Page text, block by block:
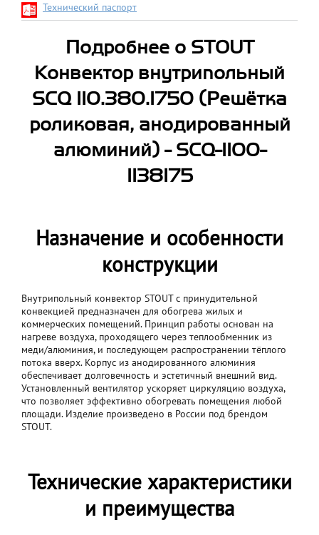
Технический паспорт
Подробнее о STOUT
Конвектор внутрипольный
SCQ 110.380.1750 (Решётка
роликовая, анодированный
алюминий) - SCQ-1100-
1138175
Назначение и особенности
конструкции
Внутрипольный конвектор STOUT с принудительной
конвекцией предназначен для обогрева жилых и
коммерческих помещений. Принцип работы основан на
нагреве воздуха, проходящего через теплообменник из
меди/алюминия, и последующем распространении тёплого
потока вверх. Корпус из анодированного алюминия
обеспечивает долговечность и эстетичный внешний вид.
Установленный вентилятор ускоряет циркуляцию воздуха,
что позволяет эффективно обогревать помещения любой
площади. Изделие произведено в России под брендом
STOUT.
Технические характеристики
и преимущества